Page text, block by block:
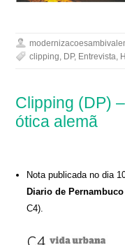
clipping, DP, Entrevista,
Clipping (DP)
ótica alemã
Nota publicada no dia
Diario de
C4).